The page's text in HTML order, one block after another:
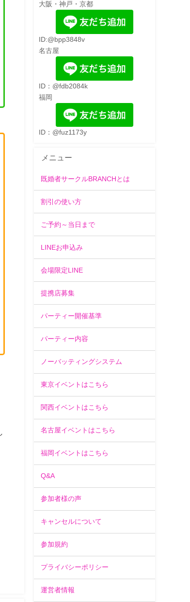
大阪・神戸・京都
ID:@bpp3848v
名古屋
ID：@fdb2084k
福岡
ID：@fuz1173y
メニュー
既婚者サークルBRANCHとは
割引の使い方
ご予約～当日まで
LINEお申込み
会場限定LINE
提携店募集
パーティー開催基準
パーティー内容
ノーバッティングシステム
東京イベントはこちら
関西イベントはこちら
名古屋イベントはこちら
福岡イベントはこちら
Q&A
参加者様の声
キャンセルについて
参加規約
プライバシーポリシー
運営者情報